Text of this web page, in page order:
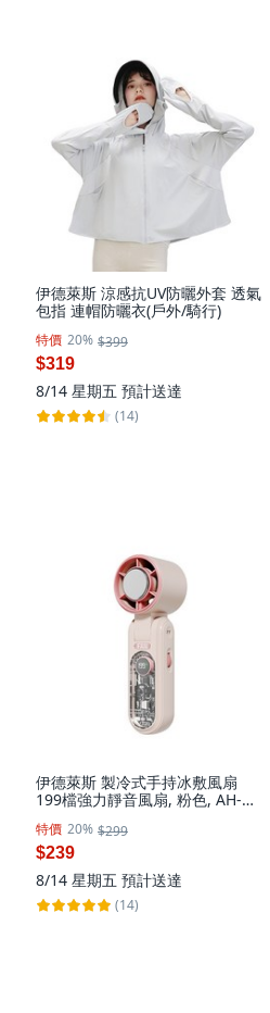
伊德萊斯 涼感抗UV防曬外套 透氣
包指 連帽防曬衣(戶外/騎行)
特價 20% $399
$319
8/14 星期五 預計送達
(14)
伊德萊斯 製冷式手持冰敷風扇
199檔強力靜音風扇, 粉色, AH-
特價 20% $299
$239
8/14 星期五 預計送達
(14)